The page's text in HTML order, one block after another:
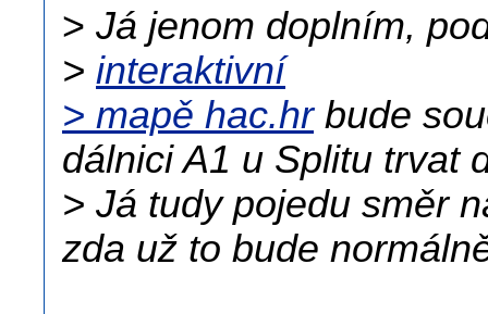
> Já jenom doplním,
> interaktivní
> mapě hac.hrbude
dálnici A1 u Splitu trvat
> Já tudy pojedu směr
zda už to bude